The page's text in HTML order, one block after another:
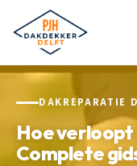
DAKREPARATIE
Hoe
Complete